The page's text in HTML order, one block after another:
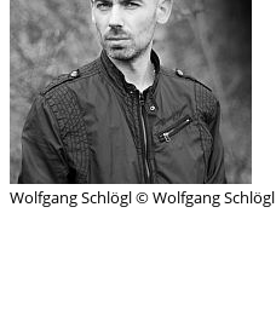
Wolfgang Schlögl © Wolfgang Schlögl